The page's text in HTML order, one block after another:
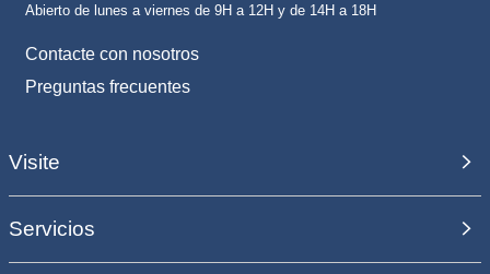
Abierto de lunes a viernes de 9H a 12H y de 14H a 18H
Contacte con nosotros
Preguntas frecuentes
Visite
Servicios